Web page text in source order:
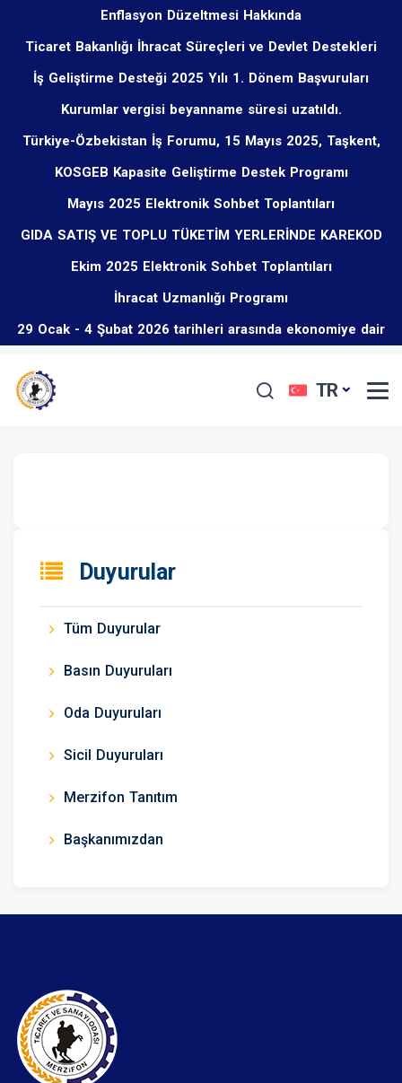
Enflasyon Düzeltmesi Hakkında
Ticaret Bakanlığı İhracat Süreçleri ve Devlet Destekleri
Eğitim Programı Hakkında
İş Geliştirme Desteği 2025 Yılı 1. Dönem Başvuruları
Başladı
Kurumlar vergisi beyanname süresi uzatıldı.
Türkiye-Özbekistan İş Forumu, 15 Mayıs 2025, Taşkent,
Özbekistan
KOSGEB Kapasite Geliştirme Destek Programı
Mayıs 2025 Elektronik Sohbet Toplantıları
GIDA SATIŞ VE TOPLU TÜKETİM YERLERİNDE KAREKOD
UYGULAMASI ZORUNLU OLMUŞTUR.
Ekim 2025 Elektronik Sohbet Toplantıları
İhracat Uzmanlığı Programı
29 Ocak - 4 Şubat 2026 tarihleri arasında ekonomiye dair
TR
Duyurular
Tüm Duyurular
Basın Duyuruları
Oda Duyuruları
Sicil Duyuruları
Merzifon Tanıtım
Başkanımızdan